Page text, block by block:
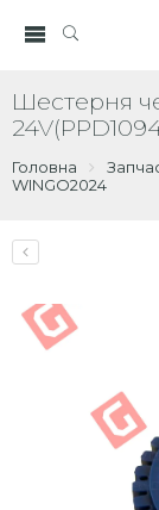
Шестерня
Головна
WINGO2024